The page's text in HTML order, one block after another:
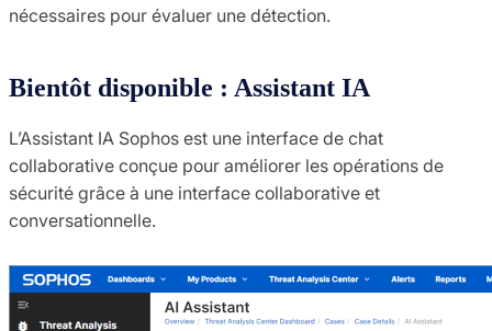
nécessaires pour évaluer une détection.
Bientôt disponible : Assistant IA
L’Assistant IA Sophos est une interface de chat
collaborative conçue pour améliorer les opérations de
sécurité grâce à une interface collaborative et
conversationnelle.